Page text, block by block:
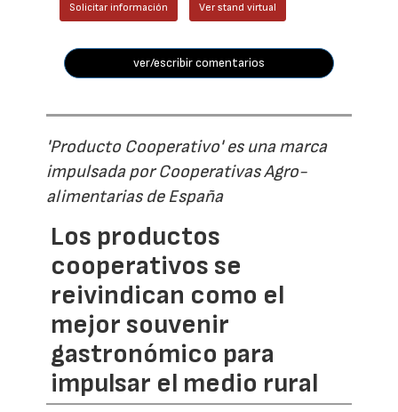
Solicitar información Ver stand virtual
ver/escribir comentarios
'Producto Cooperativo' es una marca
impulsada por Cooperativas Agro-
alimentarias de España
Los productos
cooperativos se
reivindican como el
mejor souvenir
gastronómico para
impulsar el medio rural